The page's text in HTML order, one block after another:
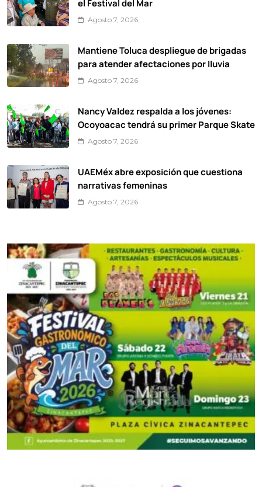
el Festival del Mar
Agosto 7, 2026
Mantiene Toluca despliegue de brigadas
para atender afectaciones por lluvia
Agosto 7, 2026
Nancy Valdez respalda a los jóvenes:
Ocoyoacac tendrá su primer Parque Skate
Agosto 7, 2026
UAEMéx abre exposición que cuestiona
narrativas femeninas
Agosto 7, 2026